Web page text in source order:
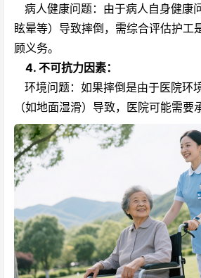
病人健康问题：由于病人自身健康
眩晕等）导致摔倒，需综合评估护工
顾义务。
4. 不可抗力因素：
环境问题：如果摔倒是由于医院环
（如地面湿滑）导致，医院可能需要